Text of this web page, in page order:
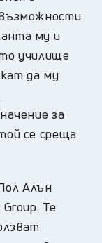
му и
училище
да му
за
се среща
Алън
Те